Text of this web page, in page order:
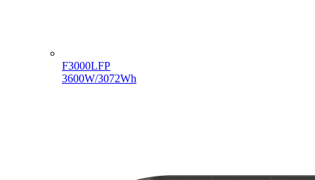
F3000LFP
3600W/3072Wh